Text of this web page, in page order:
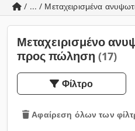
/ ... / Μεταχειρισμένα
Μεταχειρισμένο
προς πώληση (17)
Φίλτρο
Αφαίρεση όλων των